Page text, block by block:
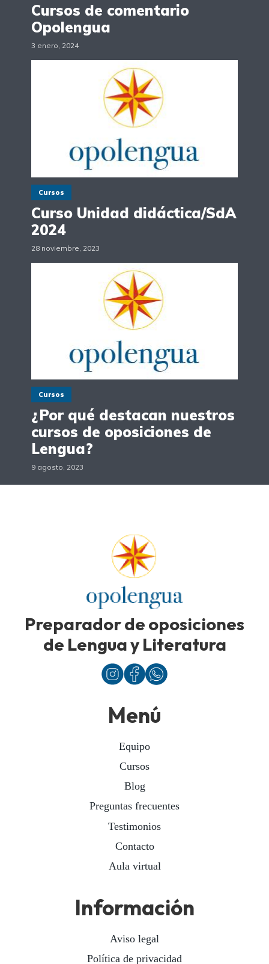
Cursos de comentario
Opolengua
3 enero, 2024
Cursos
Curso Unidad didáctica/SdA
2024
28 noviembre, 2023
Cursos
¿Por qué destacan nuestros
cursos de oposiciones de
Lengua?
9 agosto, 2023
Preparador de oposiciones
de Lengua y Literatura
Menú
Equipo
Cursos
Blog
Preguntas frecuentes
Testimonios
Contacto
Aula virtual
Información
Aviso legal
Política de privacidad